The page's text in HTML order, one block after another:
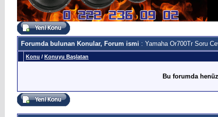
Forumda bulunan Konular, Forum ismi : Yamaha Or700Tr Soru
Konu / Konuyu Başlatan
Bu forumda